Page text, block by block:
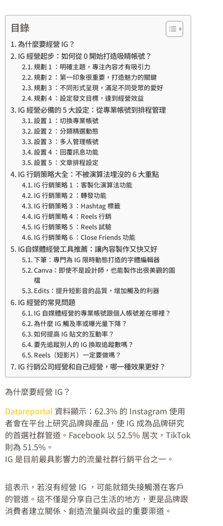
目錄
為什麼要經營 IG？
IG 經營起步：如何從 0 開始打造吸睛帳號？
規劃 1 ：明確主題，專注內容才有吸引力
規劃 2 ：第一印象很重要，打造魅力的關鍵
規劃 3 ：不同形式呈現，滿足不同受眾的愛好
規劃 4 ：設定發文目標，達到經營效益
IG 經營必備的 5 大設定：從專業帳號到排程管理
設置 1 ：切換專業帳號
設置 2 ：分類精選動態
設置 3 ：多人管理帳號
設置 4 ：回覆訊息功能
設置 5 ：文章排程設定
IG 行銷策略大全：不被演算法埋沒的 6 大重點
IG 行銷策略 1 ：客製化演算法功能
IG 行銷策略 2 ：轉發功能
IG 行銷策略 3 ：Hashtag 標籤
IG 行銷策略 4 ：Reels 行銷
IG 行銷策略 5 ：Reels 試驗
IG 行銷策略 6 ：Close Friends 功能
IG自媒體經營工具推薦：讓內容製作又快又好
下筆：專門為 IG 限時動態打造的字體編輯器
Canva：即使不是設計師，也能製作出很美觀的圖
檔
Edits：提升短影音的品質，增加觸及的利器
IG 經營的常見問題
IG 自媒體經營的專業帳號跟個人帳號差在哪裡？
為什麼 IG 觸及率或曝光量下降？
如何提高 IG 貼文的互動率？
要先追蹤別人的 IG 換取追蹤數嗎？
Reels（短影片）一定要做嗎？
IG 行銷公司經營和自己經營，哪一種效果更好？
為什麼要經營 IG？
Datareportal 資料顯示：62.3% 的 Instagram 使用
者會在平台上研究品牌與產品，使 IG 成為品牌研究
的首選社群管道。Facebook 以 52.5% 居次，TikTok
則為 51.5%。
IG 是目前最具影響力的流量社群行銷平台之一。
這表示，若沒有經營 IG ，可能就錯失接觸潛在客戶
的管道。這不僅是分享自己生活的地方，更是品牌跟
消費者建立關係、創造流量與收益的重要渠道。